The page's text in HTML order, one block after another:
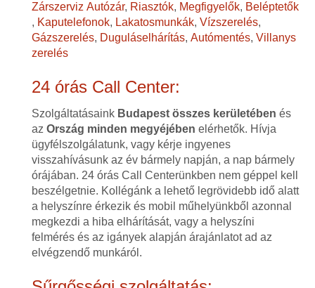
Zárszerviz Autózár, Riasztók, Megfigyelők, Beléptetők
, Kaputelefonok, Lakatosmunkák, Vízszerelés,
Gázszerelés, Duguláselhárítás, Autómentés, Villanys
zerelés
24 órás Call Center:
Szolgáltatásaink Budapest összes kerületében és
az Ország minden megyéjében elérhetők. Hívja
ügyfélszolgálatunk, vagy kérje ingyenes
visszahívásunk az év bármely napján, a nap bármely
órájában. 24 órás Call Centerünkben nem géppel kell
beszélgetnie. Kollégánk a lehető legrövidebb idő alatt
a helyszínre érkezik és mobil műhelyünkből azonnal
megkezdi a hiba elhárítását, vagy a helyszíni
felmérés és az igányek alapján árajánlatot ad az
elvégzendő munkáról.